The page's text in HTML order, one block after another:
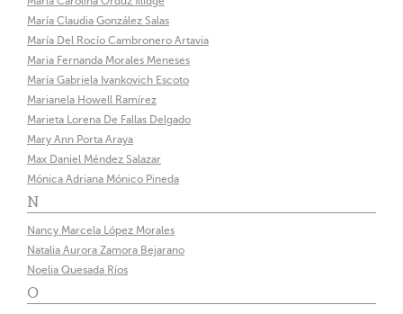
María Claudia González Salas
María Del Rocío Cambronero Artavia
Maria Fernanda Morales Meneses
María Gabriela Ivankovich Escoto
Marianela Howell Ramírez
Marieta Lorena De Fallas Delgado
Mary Ann Porta Araya
Max Daniel Méndez Salazar
Mónica Adriana Mónico Pineda
N
Nancy Marcela López Morales
Natalia Aurora Zamora Bejarano
Noelia Quesada Ríos
O